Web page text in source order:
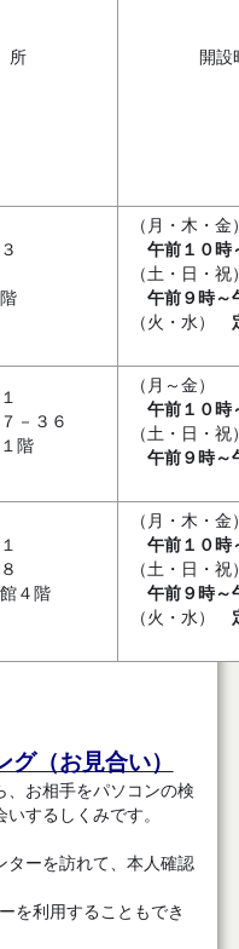
開
（月・木・金
午前１０時
（土・日・祝
午前９時～
（火・水）
－３６
階
（月～金）
午前１０時
（土・日・祝
午前９時～
４階
（月・木・金
午前１０時
（土・日・祝
午前９時～
（火・水）
（お見合い）
、お相手をパソコンの検
するしくみです。
ーを訪れて、本人確認
を利用することもでき